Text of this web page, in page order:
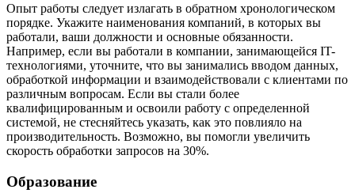
Опыт работы следует излагать в обратном хронологическом
порядке. Укажите наименования компаний, в которых вы
работали, ваши должности и основные обязанности.
Например, если вы работали в компании, занимающейся IT-
технологиями, уточните, что вы занимались вводом данных,
обработкой информации и взаимодействовали с клиентами по
различным вопросам. Если вы стали более
квалифицированным и освоили работу с определенной
системой, не стесняйтесь указать, как это повлияло на
производительность. Возможно, вы помогли увеличить
скорость обработки запросов на 30%.
Образование